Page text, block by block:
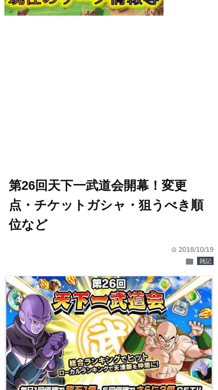
第26回天下一武道会開幕！変更
点・チケットガシャ・狙うべき順
位など
time 2018/10/19
folder 雑記